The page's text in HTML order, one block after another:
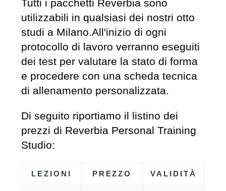
Tutti i pacchetti Reverbia sono
utilizzabili in qualsiasi dei nostri otto
studi a Milano.All'inizio di ogni
protocollo di lavoro verranno eseguiti
dei test per valutare la stato di forma
e procedere con una scheda tecnica
di allenamento personalizzata.
Di seguito riportiamo il listino dei
prezzi di Reverbia Personal Training
Studio:
LEZIONI PREZZO VALIDITÀ